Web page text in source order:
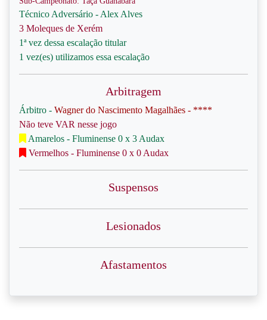
Técnico Adversário - Alex Alves
3 Moleques de Xerém
1ª vez dessa escalação titular
1 vez(es) utilizamos essa escalação
Arbitragem
Árbitro - Wagner do Nascimento Magalhães - ****
Não teve VAR nesse jogo
Amarelos - Fluminense 0 x 3 Audax
Vermelhos - Fluminense 0 x 0 Audax
Suspensos
Lesionados
Afastamentos